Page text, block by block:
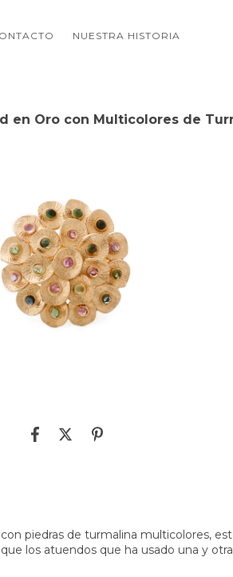
NUESTRA HISTORIA
en Oro con Multicolores de
piedras de turmalina multicolores,
los atuendos que ha usado una y